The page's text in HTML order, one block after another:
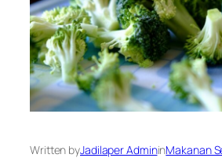
Written byJadilaper AdmininMakanan